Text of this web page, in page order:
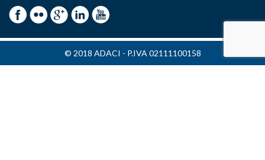
© 2018 ADACI - P.IVA 02111100158